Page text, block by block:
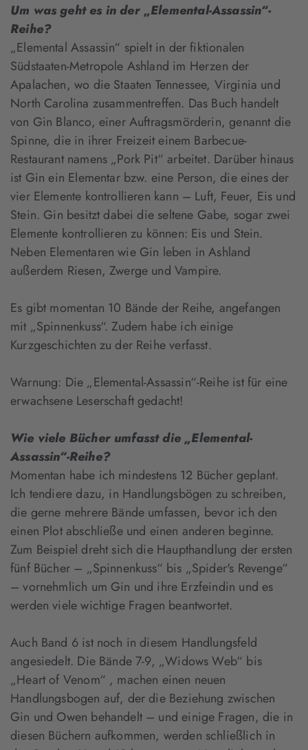
Um was geht es in der „Elemental-Assassin“-
Reihe?
„Elemental Assassin“ spielt in der fiktionalen
Südstaaten-Metropole Ashland im Herzen der
Apalachen, wo die Staaten Tennessee, Virginia und
North Carolina zusammentreffen. Das Buch handelt
von Gin Blanco, einer Auftragsmörderin, genannt die
Spinne, die in ihrer Freizeit einem Barbecue-
Restaurant namens „Pork Pit“ arbeitet. Darüber hinaus
ist Gin ein Elementar bzw. eine Person, die eines der
vier Elemente kontrollieren kann – Luft, Feuer, Eis und
Stein. Gin besitzt dabei die seltene Gabe, sogar zwei
Elemente kontrollieren zu können: Eis und Stein.
Neben Elementaren wie Gin leben in Ashland
außerdem Riesen, Zwerge und Vampire.
Es gibt momentan 10 Bände der Reihe, angefangen
mit „Spinnenkuss“. Zudem habe ich einige
Kurzgeschichten zu der Reihe verfasst.
Warnung: Die „Elemental-Assassin“-Reihe ist für eine
erwachsene Leserschaft gedacht!
Wie viele Bücher umfasst die „Elemental-
Assassin“-Reihe?
Momentan habe ich mindestens 12 Bücher geplant.
Ich tendiere dazu, in Handlungsbögen zu schreiben,
die gerne mehrere Bände umfassen, bevor ich den
einen Plot abschließe und einen anderen beginne.
Zum Beispiel dreht sich die Haupthandlung der ersten
fünf Bücher – „Spinnenkuss“ bis „Spider's Revenge“
– vornehmlich um Gin und ihre Erzfeindin und es
werden viele wichtige Fragen beantwortet.
Auch Band 6 ist noch in diesem Handlungsfeld
angesiedelt. Die Bände 7-9, „Widows Web“ bis
„Heart of Venom“ , machen einen neuen
Handlungsbogen auf, der die Beziehung zwischen
Gin und Owen behandelt – und einige Fragen, die in
diesen Büchern aufkommen, werden schließlich in